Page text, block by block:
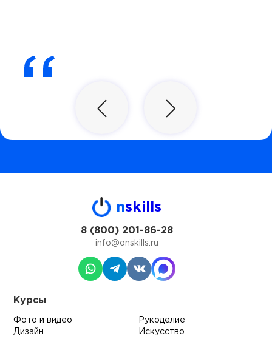
nskills
8 (800) 201-86-28
info@onskills.ru
Курсы
Фото и видео
Дизайн
Рукоделие
Искусство